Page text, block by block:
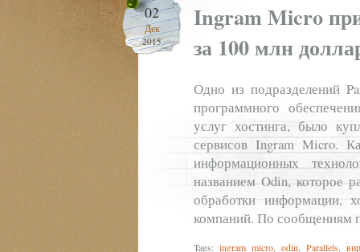
02
Дек
2015
Ingram Micro
за 100 млн
Одно из подразделений
программного
услуг хостинга, было
сервисов Ingram Micro.
информационных
названием Odin, которое
обработки информации,
компаний. По сообщениям
Tags: ingram micro odin Parallels